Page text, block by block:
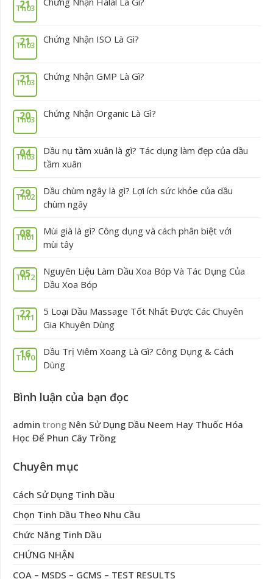
21
Th03
21
Th03 Chứng Nhận ISO Là Gì?
21
Th03 Chứng Nhận GMP Là Gì?
20
Th03 Chứng Nhận Organic Là Gì?
04
Th03
Dầu nụ tầm xuân là gì? Tác dụng làm đẹp của dầu
tầm xuân
29
Th02
Dầu chùm ngây là gì? Lợi ích sức khỏe của dầu
chùm ngây
08
Th01
Mùi già là gì? Công dụng và cách phân biệt với
mùi tây
05
Th12
Nguyên Liệu Làm Dầu Xoa Bóp Và Tác Dụng Của
Dầu Xoa Bóp
22
Th11
5 Loại Dầu Massage Tốt Nhất Được Các Chuyên
Gia Khuyên Dùng
16
Th10
Dầu Trị Viêm Xoang Là Gì? Công Dụng & Cách
Dùng
Bình luận của bạn đọc
admin trong Nên Sử Dụng Dầu Neem Hay Thuốc Hóa
Học Để Phun Cây Trồng
Chuyên mục
Cách Sử Dụng Tinh Dầu
Chọn Tinh Dầu Theo Nhu Cầu
Chức Năng Tinh Dầu
CHỨNG NHẬN
COA – MSDS – GCMS – TEST RESULTS